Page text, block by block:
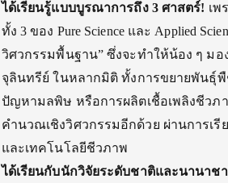
ได้เรียนรู้แบบบูรณาการถึง 3 ศาสตร์! เพ
ทั้ง 3 ของ Pure Science และ Applied
วิศวกรรมพื้นฐาน” ซึ่งจะทำให้น้อง ๆ ม
จุลินทรีย์ ในหลากมิติ ทั้งการขยายพันธุ์
ปัญหามลพิษ หรือการผลิตเชื้อเพลิงชีวภ
คำนวณเชิงวิศวกรรมอีกด้วย ผ่านการเ
และเทคโนโลยีชีวภาพ
ได้เรียนกับนักวิจัยระดับชาติและนานาช